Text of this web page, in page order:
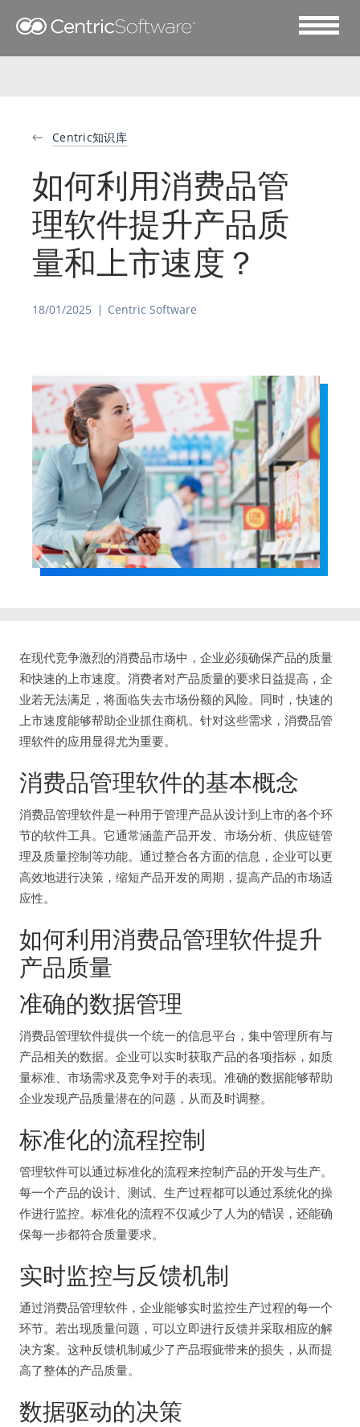
Centric知识库
如何利用消费品管
理软件提升产品质
量和上市速度？
18/01/2025 Centric Software
在现代竞争激烈的消费品市场中，企业必须确保产品的质量
和快速的上市速度。消费者对产品质量的要求日益提高，企
业若无法满足，将面临失去市场份额的风险。同时，快速的
上市速度能够帮助企业抓住商机。针对这些需求，消费品管
理软件的应用显得尤为重要。
消费品管理软件的基本概念
消费品管理软件是一种用于管理产品从设计到上市的各个环
节的软件工具。它通常涵盖产品开发、市场分析、供应链管
理及质量控制等功能。通过整合各方面的信息，企业可以更
高效地进行决策，缩短产品开发的周期，提高产品的市场适
应性。
如何利用消费品管理软件提升
产品质量
准确的数据管理
消费品管理软件提供一个统一的信息平台，集中管理所有与
产品相关的数据。企业可以实时获取产品的各项指标，如质
量标准、市场需求及竞争对手的表现。准确的数据能够帮助
企业发现产品质量潜在的问题，从而及时调整。
标准化的流程控制
管理软件可以通过标准化的流程来控制产品的开发与生产。
每一个产品的设计、测试、生产过程都可以通过系统化的操
作进行监控。标准化的流程不仅减少了人为的错误，还能确
保每一步都符合质量要求。
实时监控与反馈机制
通过消费品管理软件，企业能够实时监控生产过程的每一个
环节。若出现质量问题，可以立即进行反馈并采取相应的解
决方案。这种反馈机制减少了产品瑕疵带来的损失，从而提
高了整体的产品质量。
数据驱动的决策